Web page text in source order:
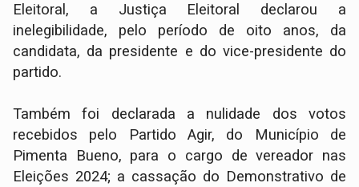
Eleitoral, a Justiça Eleitoral declarou a
inelegibilidade, pelo período de oito anos, da
candidata, da presidente e do vice-presidente do
partido.
Também foi declarada a nulidade dos votos
recebidos pelo Partido Agir, do Município de
Pimenta Bueno, para o cargo de vereador nas
Eleições 2024; a cassação do Demonstrativo de